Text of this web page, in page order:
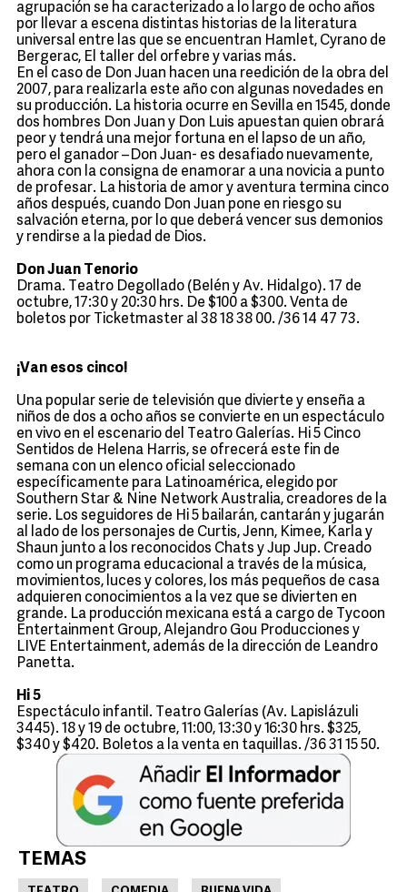
agrupación se ha caracterizado a lo largo de ocho años
por llevar a escena distintas historias de la literatura
universal entre las que se encuentran Hamlet, Cyrano de
Bergerac, El taller del orfebre y varias más.
En el caso de Don Juan hacen una reedición de la obra del
2007, para realizarla este año con algunas novedades en
su producción. La historia ocurre en Sevilla en 1545, donde
dos hombres Don Juan y Don Luis apuestan quien obrará
peor y tendrá una mejor fortuna en el lapso de un año,
pero el ganador –Don Juan- es desafiado nuevamente,
ahora con la consigna de enamorar a una novicia a punto
de profesar. La historia de amor y aventura termina cinco
años después, cuando Don Juan pone en riesgo su
salvación eterna, por lo que deberá vencer sus demonios
y rendirse a la piedad de Dios.
Don Juan Tenorio
Drama. Teatro Degollado (Belén y Av. Hidalgo). 17 de
octubre, 17:30 y 20:30 hrs. De $100 a $300. Venta de
boletos por Ticketmaster al 38 18 38 00. /36 14 47 73.
¡Van esos cinco!
Una popular serie de televisión que divierte y enseña a
niños de dos a ocho años se convierte en un espectáculo
en vivo en el escenario del Teatro Galerías. Hi 5 Cinco
Sentidos de Helena Harris, se ofrecerá este fin de
semana con un elenco oficial seleccionado
específicamente para Latinoamérica, elegido por
Southern Star & Nine Network Australia, creadores de la
serie. Los seguidores de Hi 5 bailarán, cantarán y jugarán
al lado de los personajes de Curtis, Jenn, Kimee, Karla y
Shaun junto a los reconocidos Chats y Jup Jup. Creado
como un programa educacional a través de la música,
movimientos, luces y colores, los más pequeños de casa
adquieren conocimientos a la vez que se divierten en
grande. La producción mexicana está a cargo de Tycoon
Entertainment Group, Alejandro Gou Producciones y
LIVE Entertainment, además de la dirección de Leandro
Panetta.
Hi 5
Espectáculo infantil. Teatro Galerías (Av. Lapislázuli
3445). 18 y 19 de octubre, 11:00, 13:30 y 16:30 hrs. $325,
$340 y $420. Boletos a la venta en taquillas. /36 31 15 50.
TEMAS